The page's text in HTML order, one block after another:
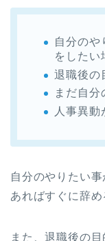
自分のや
をしたい
退職後の
まだ自分
人事異動
自分のやりたい
あればすぐに辞め
また、退職後の